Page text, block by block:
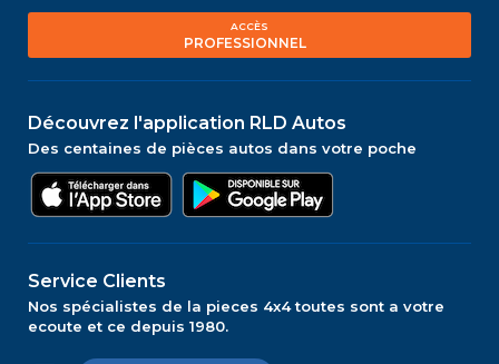
ACCÈS
PROFESSIONNEL
Découvrez l'application RLD Autos
Des centaines de pièces autos dans votre poche
Service Clients
Nos spécialistes de la pieces 4x4 toutes sont a votre
ecoute et ce depuis 1980.